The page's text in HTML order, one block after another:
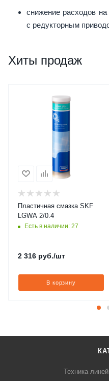
снижение расходов
с редукторным
Хиты продаж
Пластичная смазка SKF
LGWA 2/0.4
Есть в наличии: 27
2 316 руб./шт
В корзину
Техника